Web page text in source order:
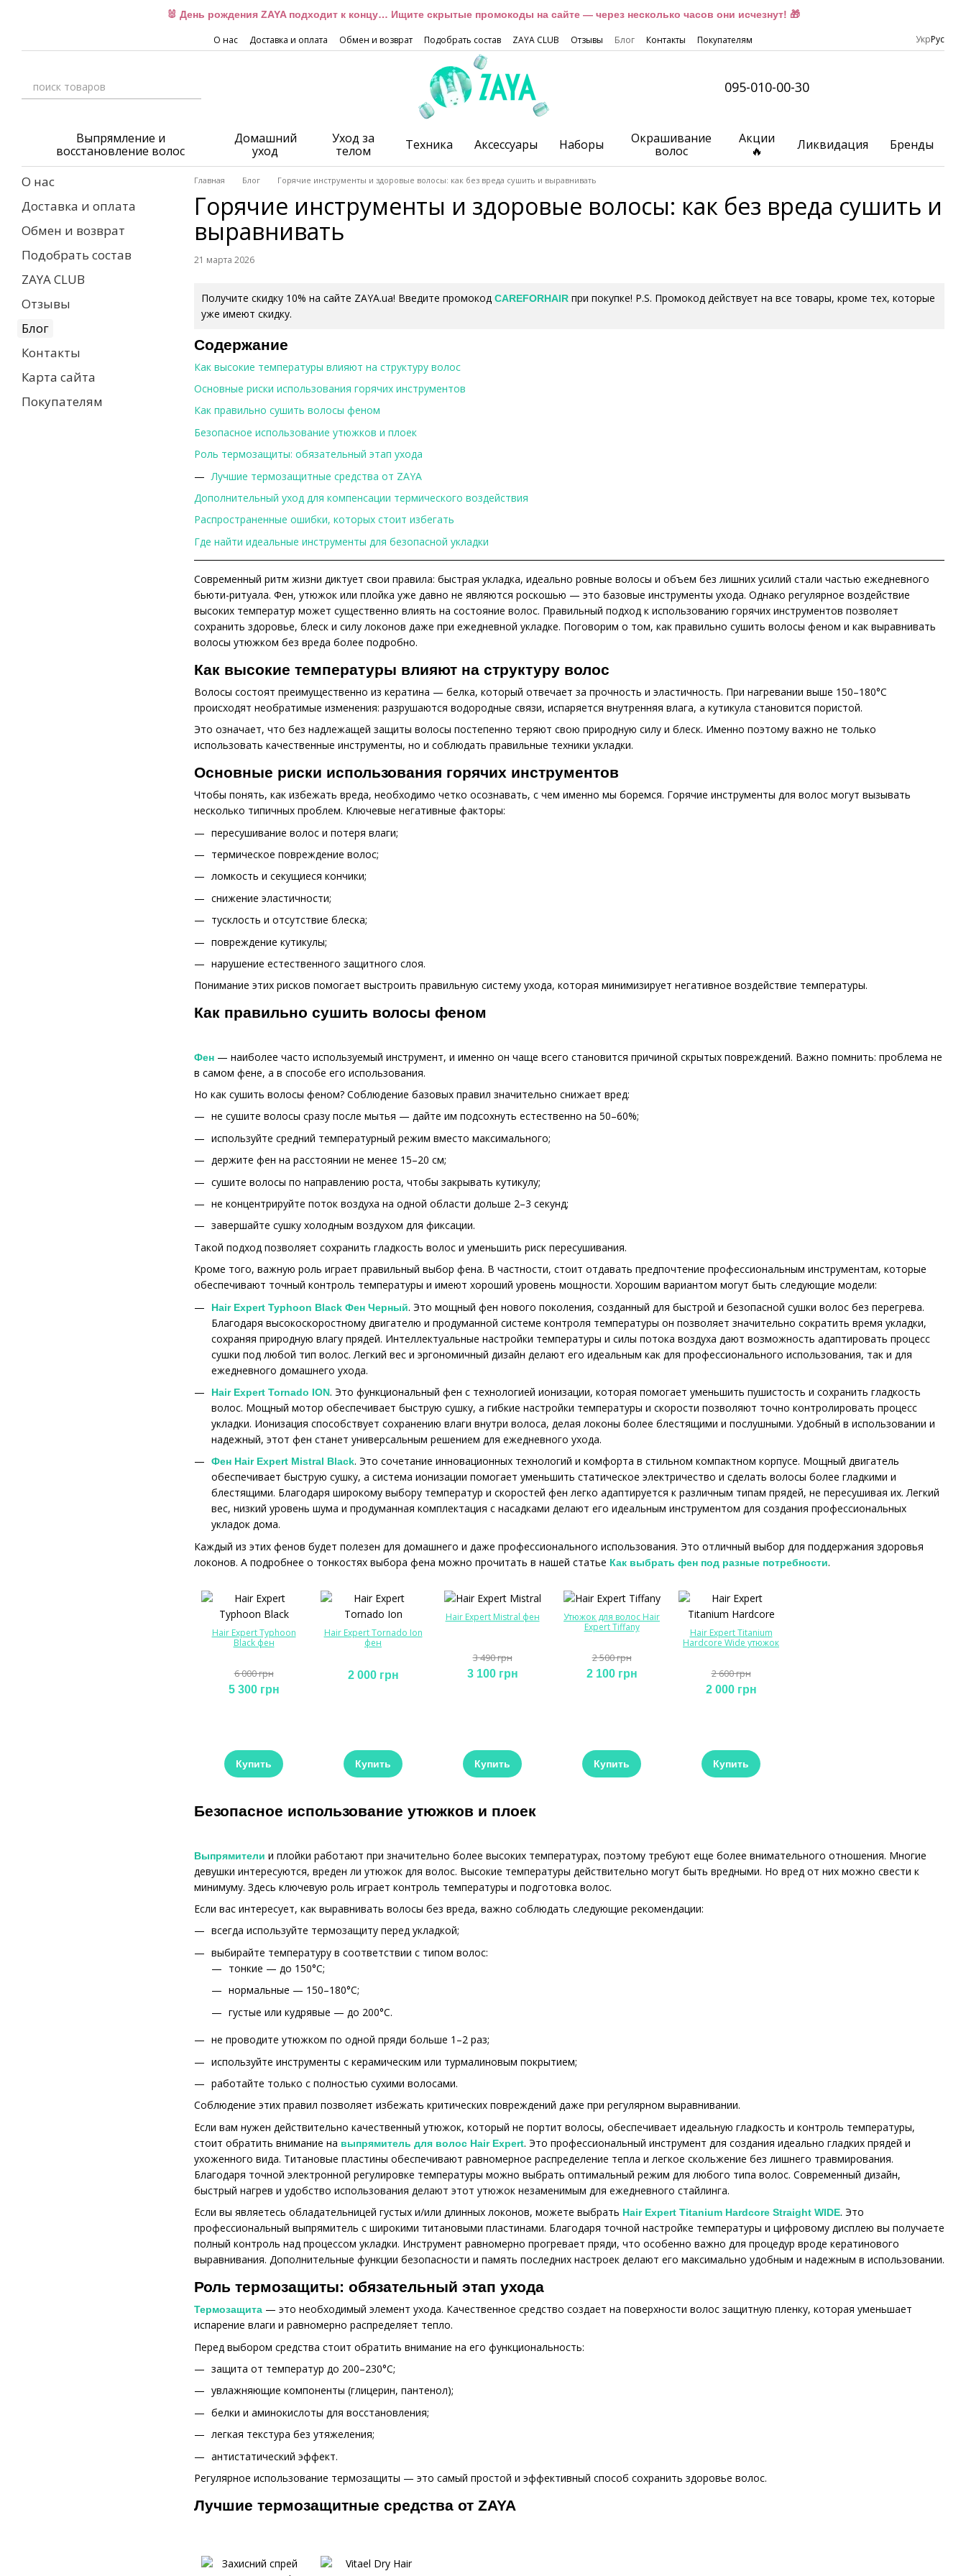
🐰 День рождения ZAYA подходит к концу… Ищите скрытые промокоды на сайте — через несколько часов они исчезнут! 🎁
О нас Доставка и оплата Обмен и возврат Подобрать состав ZAYA CLUB Отзывы Блог Контакты Покупателям УкрРус
095-010-00-30
Выпрямление и
восстановление волос
Домашний
уход
Уход за
телом
Техника Аксессуары Наборы
Окрашивание
волос
Акции
🔥
Ликвидация Бренды
Главная Блог Горячие инструменты и здоровые волосы: как без вреда сушить и выравнивать
Горячие инструменты и здоровые волосы: как без вреда сушить и
выравнивать
21 марта 2026
Получите скидку 10% на сайте ZAYA.ua! Введите промокод CAREFORHAIR при покупке! P.S. Промокод действует на все товары, кроме тех, которые
уже имеют скидку.
Содержание
Как высокие температуры влияют на структуру волос
Основные риски использования горячих инструментов
Как правильно сушить волосы феном
Безопасное использование утюжков и плоек
Роль термозащиты: обязательный этап ухода
Лучшие термозащитные средства от ZAYA
Дополнительный уход для компенсации термического воздействия
Распространенные ошибки, которых стоит избегать
Где найти идеальные инструменты для безопасной укладки
Современный ритм жизни диктует свои правила: быстрая укладка, идеально ровные волосы и объем без лишних усилий стали частью ежедневного
бьюти-ритуала. Фен, утюжок или плойка уже давно не являются роскошью — это базовые инструменты ухода. Однако регулярное воздействие
высоких температур может существенно влиять на состояние волос. Правильный подход к использованию горячих инструментов позволяет
сохранить здоровье, блеск и силу локонов даже при ежедневной укладке. Поговорим о том, как правильно сушить волосы феном и как выравнивать
волосы утюжком без вреда более подробно.
Как высокие температуры влияют на структуру волос
Волосы состоят преимущественно из кератина — белка, который отвечает за прочность и эластичность. При нагревании выше 150–180°C
происходят необратимые изменения: разрушаются водородные связи, испаряется внутренняя влага, а кутикула становится пористой.
Это означает, что без надлежащей защиты волосы постепенно теряют свою природную силу и блеск. Именно поэтому важно не только
использовать качественные инструменты, но и соблюдать правильные техники укладки.
Основные риски использования горячих инструментов
Чтобы понять, как избежать вреда, необходимо четко осознавать, с чем именно мы боремся. Горячие инструменты для волос могут вызывать
несколько типичных проблем. Ключевые негативные факторы:
пересушивание волос и потеря влаги;
термическое повреждение волос;
ломкость и секущиеся кончики;
снижение эластичности;
тусклость и отсутствие блеска;
повреждение кутикулы;
нарушение естественного защитного слоя.
Понимание этих рисков помогает выстроить правильную систему ухода, которая минимизирует негативное воздействие температуры.
Как правильно сушить волосы феном
Фен — наиболее часто используемый инструмент, и именно он чаще всего становится причиной скрытых повреждений. Важно помнить: проблема не
в самом фене, а в способе его использования.
Но как сушить волосы феном? Соблюдение базовых правил значительно снижает вред:
не сушите волосы сразу после мытья — дайте им подсохнуть естественно на 50–60%;
используйте средний температурный режим вместо максимального;
держите фен на расстоянии не менее 15–20 см;
сушите волосы по направлению роста, чтобы закрывать кутикулу;
не концентрируйте поток воздуха на одной области дольше 2–3 секунд;
завершайте сушку холодным воздухом для фиксации.
Такой подход позволяет сохранить гладкость волос и уменьшить риск пересушивания.
Кроме того, важную роль играет правильный выбор фена. В частности, стоит отдавать предпочтение профессиональным инструментам, которые
обеспечивают точный контроль температуры и имеют хороший уровень мощности. Хорошим вариантом могут быть следующие модели:
Hair Expert Typhoon Black Фен Черный. Это мощный фен нового поколения, созданный для быстрой и безопасной сушки волос без перегрева.
Благодаря высокоскоростному двигателю и продуманной системе контроля температуры он позволяет значительно сократить время укладки,
сохраняя природную влагу прядей. Интеллектуальные настройки температуры и силы потока воздуха дают возможность адаптировать процесс
сушки под любой тип волос. Легкий вес и эргономичный дизайн делают его идеальным как для профессионального использования, так и для
ежедневного домашнего ухода.
Hair Expert Tornado ION. Это функциональный фен с технологией ионизации, которая помогает уменьшить пушистость и сохранить гладкость
волос. Мощный мотор обеспечивает быструю сушку, а гибкие настройки температуры и скорости позволяют точно контролировать процесс
укладки. Ионизация способствует сохранению влаги внутри волоса, делая локоны более блестящими и послушными. Удобный в использовании и
надежный, этот фен станет универсальным решением для ежедневного ухода.
Фен Hair Expert Mistral Black. Это сочетание инновационных технологий и комфорта в стильном компактном корпусе. Мощный двигатель
обеспечивает быструю сушку, а система ионизации помогает уменьшить статическое электричество и сделать волосы более гладкими и
блестящими. Благодаря широкому выбору температур и скоростей фен легко адаптируется к различным типам прядей, не пересушивая их. Легкий
вес, низкий уровень шума и продуманная комплектация с насадками делают его идеальным инструментом для создания профессиональных
укладок дома.
Каждый из этих фенов будет полезен для домашнего и даже профессионального использования. Это отличный выбор для поддержания здоровья
локонов. А подробнее о тонкостях выбора фена можно прочитать в нашей статье Как выбрать фен под разные потребности.
Hair Expert Typhoon
Black фен
6 000 грн
5 300 грн
Купить
Hair Expert Tornado Ion
фен
2 000 грн
Купить
Hair Expert Mistral фен
3 490 грн
3 100 грн
Купить
Утюжок для волос Hair
Expert Tiffany
2 500 грн
2 100 грн
Купить
Hair Expert Titanium
Hardcore Wide утюжок
2 600 грн
2 000 грн
Купить
Безопасное использование утюжков и плоек
Выпрямители и плойки работают при значительно более высоких температурах, поэтому требуют еще более внимательного отношения. Многие
девушки интересуются, вреден ли утюжок для волос. Высокие температуры действительно могут быть вредными. Но вред от них можно свести к
минимуму. Здесь ключевую роль играет контроль температуры и подготовка волос.
Если вас интересует, как выравнивать волосы без вреда, важно соблюдать следующие рекомендации:
всегда используйте термозащиту перед укладкой;
выбирайте температуру в соответствии с типом волос:
тонкие — до 150°C;
нормальные — 150–180°C;
густые или кудрявые — до 200°C.
не проводите утюжком по одной пряди больше 1–2 раз;
используйте инструменты с керамическим или турмалиновым покрытием;
работайте только с полностью сухими волосами.
Соблюдение этих правил позволяет избежать критических повреждений даже при регулярном выравнивании.
Если вам нужен действительно качественный утюжок, который не портит волосы, обеспечивает идеальную гладкость и контроль температуры,
стоит обратить внимание на выпрямитель для волос Hair Expert. Это профессиональный инструмент для создания идеально гладких прядей и
ухоженного вида. Титановые пластины обеспечивают равномерное распределение тепла и легкое скольжение без лишнего травмирования.
Благодаря точной электронной регулировке температуры можно выбрать оптимальный режим для любого типа волос. Современный дизайн,
быстрый нагрев и удобство использования делают этот утюжок незаменимым для ежедневного стайлинга.
Если вы являетесь обладательницей густых и/или длинных локонов, можете выбрать Hair Expert Titanium Hardcore Straight WIDE. Это
профессиональный выпрямитель с широкими титановыми пластинами. Благодаря точной настройке температуры и цифровому дисплею вы получаете
полный контроль над процессом укладки. Инструмент равномерно прогревает пряди, что особенно важно для процедур вроде кератинового
выравнивания. Дополнительные функции безопасности и память последних настроек делают его максимально удобным и надежным в использовании.
Роль термозащиты: обязательный этап ухода
Термозащита — это необходимый элемент ухода. Качественное средство создает на поверхности волос защитную пленку, которая уменьшает
испарение влаги и равномерно распределяет тепло.
Перед выбором средства стоит обратить внимание на его функциональность:
защита от температур до 200–230°C;
увлажняющие компоненты (глицерин, пантенол);
белки и аминокислоты для восстановления;
легкая текстура без утяжеления;
антистатический эффект.
Регулярное использование термозащиты — это самый простой и эффективный способ сохранить здоровье волос.
Лучшие термозащитные средства от ZAYA
О нас
Доставка и оплата
Обмен и возврат
Подобрать состав
ZAYA CLUB
Отзывы
Блог
Контакты
Карта сайта
Покупателям